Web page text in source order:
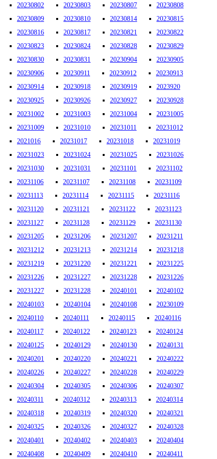
20230802
20230803 20230807
20230808
20230809
20230810 20230814
20230815
20230816
20230817 20230821
20230822
20230823
20230824 20230828
20230829
20230830
20230831 20230904
20230905
20230906
20230911 20230912
20230913
20230914
20230918 20230919
2023920
20230925
20230926 20230927
20230928
20231002
20231003 20231004
20231005
20231009
20231010 20231011
20231012
2021016
20231017 20231018
20231019
20231023
20231024 20231025
20231026
20231030
20231031 20231101
20231102
20231106
20231107 20231108
20231109
20231113
20231114 20231115
20231116
20231120
20231121 20231122
20231123
20231127
20231128 20231129
20231130
20231205
20231206 20231207
20231211
20231212
20231213 20231214
20231218
20231219
20231220 20231221
20231225
20231226
20231227 20231228
20231226
20231227
20231228 20240101
20240102
20240103
20240104 20240108
20230109
20240110
20240111 20240115
20240116
20240117
20240122 20240123
20240124
20240125
20240129 20240130
20240131
20240201
20240220 20240221
20240222
20240226
20240227 20240228
20240229
20240304
20240305 20240306
20240307
20240311
20240312 20240313
20240314
20240318
20240319 20240320
20240321
20240325
20240326 20240327
20240328
20240401
20240402 20240403
20240404
20240408
20240409 20240410
20240411